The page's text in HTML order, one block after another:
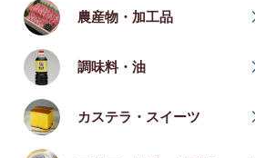
農産物・加工品
調味料・油
カステラ・スイーツ